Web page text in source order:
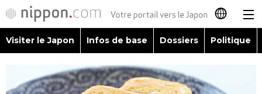
日本語
English
Visiter le Japon Infos de base Dossiers Politique